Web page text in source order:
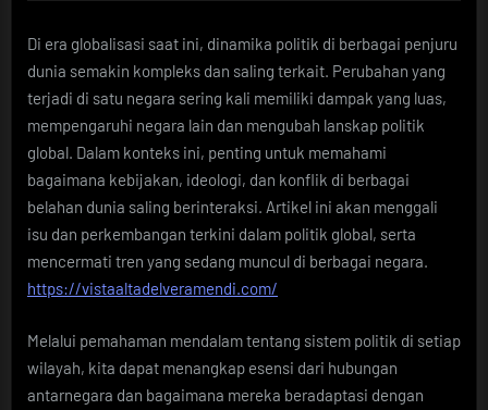
Di era globalisasi saat ini, dinamika politik di berbagai penjuru
dunia semakin kompleks dan saling terkait. Perubahan yang
terjadi di satu negara sering kali memiliki dampak yang luas,
mempengaruhi negara lain dan mengubah lanskap politik
global. Dalam konteks ini, penting untuk memahami
bagaimana kebijakan, ideologi, dan konflik di berbagai
belahan dunia saling berinteraksi. Artikel ini akan menggali
isu dan perkembangan terkini dalam politik global, serta
mencermati tren yang sedang muncul di berbagai negara.
https://vistaaltadelveramendi.com/
Melalui pemahaman mendalam tentang sistem politik di setiap
wilayah, kita dapat menangkap esensi dari hubungan
antarnegara dan bagaimana mereka beradaptasi dengan